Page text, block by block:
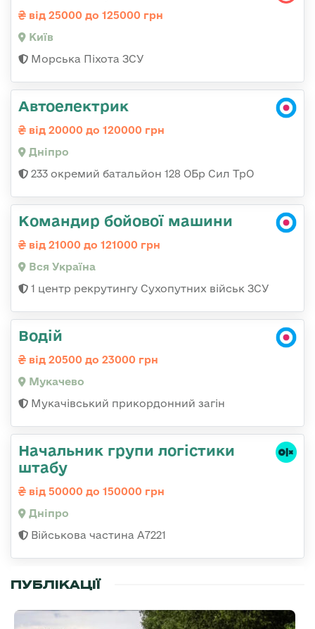
від 25000 до 125000 грн
Київ
Морська Піхота ЗСУ
Автоелектрик
від 20000 до 120000 грн
Дніпро
233 окремий батальйон 128 ОБр Сил ТрО
Командир бойової машини
від 21000 до 121000 грн
Вся Україна
1 центр рекрутингу Сухопутних військ ЗСУ
Водій
від 20500 до 23000 грн
Мукачево
Мукачівський прикордонний загін
Начальник групи логістики
штабу
від 50000 до 150000 грн
Дніпро
Військова частина А7221
ПУБЛІКАЦІЇ